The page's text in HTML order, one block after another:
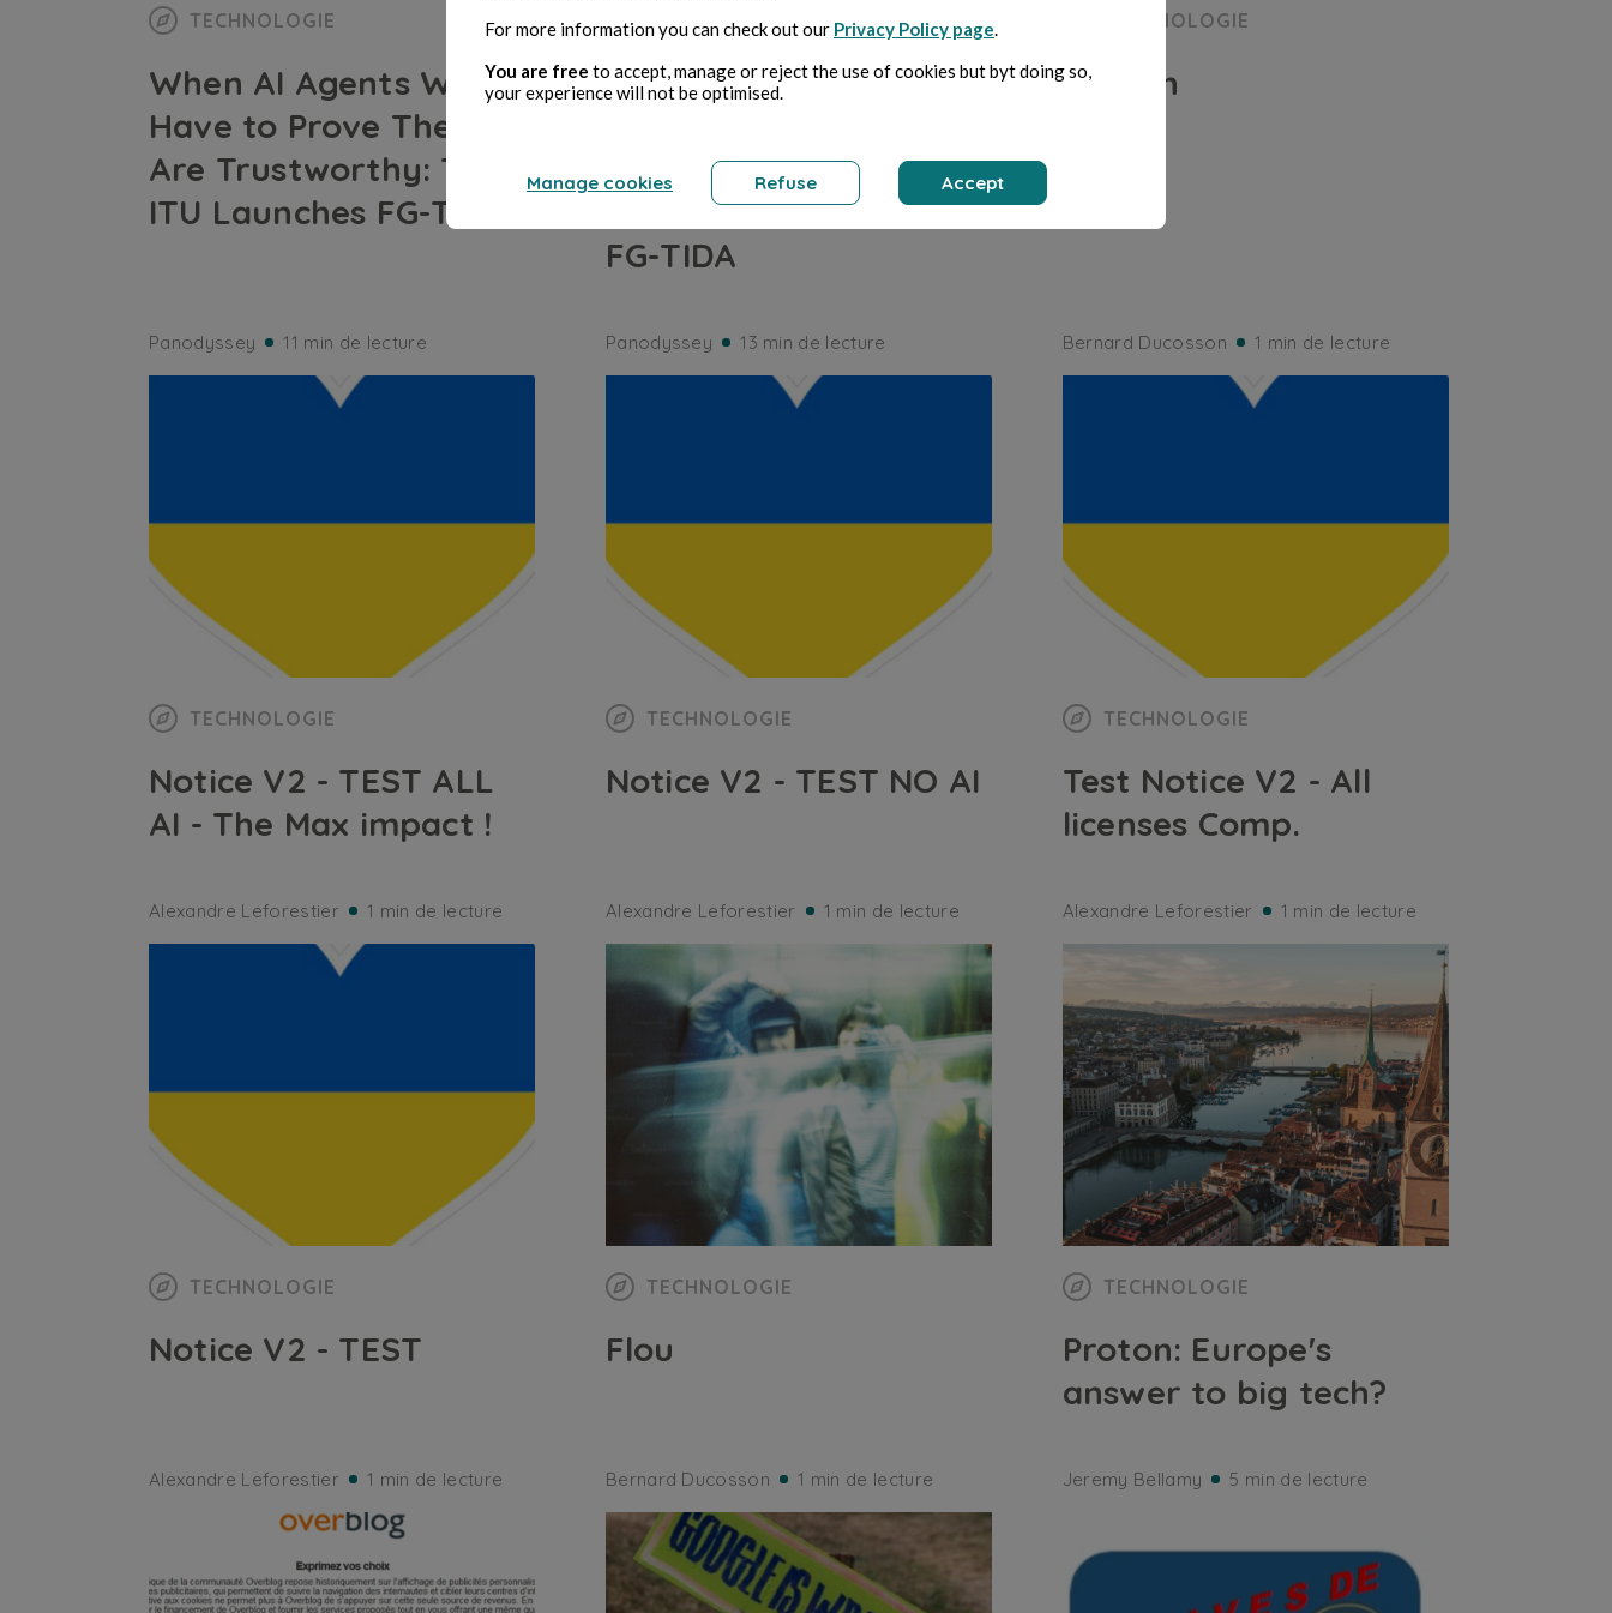
TECHNOLOGIE
When AI Agents Will
Have to Prove They
Are Trustworthy: The
ITU Launches FG-TIDA
Panodyssey 11 min de lecture
TECHNOLOGIE
Quand les agents IA
sont dignes de
confiance : l'UIT lance
FG-TIDA
Panodyssey 13 min de lecture
TECHNOLOGIE
Eperon
Bernard Ducosson 1 min de lecture
TECHNOLOGIE
Notice V2 - TEST ALL
AI - The Max impact !
Alexandre Leforestier 1 min de lecture
TECHNOLOGIE
Notice V2 - TEST NO AI
Alexandre Leforestier 1 min de lecture
TECHNOLOGIE
Test Notice V2 - All
licenses Comp.
Alexandre Leforestier 1 min de lecture
TECHNOLOGIE
Notice V2 - TEST
Alexandre Leforestier 1 min de lecture
TECHNOLOGIE
Flou
Bernard Ducosson 1 min de lecture
TECHNOLOGIE
Proton: Europe's
answer to big tech?
Jeremy Bellamy 5 min de lecture
For more information you can check out our Privacy Policy page.
You are free to accept, manage or reject the use of cookies but byt doing so,
your experience will not be optimised.
Manage cookies Refuse Accept